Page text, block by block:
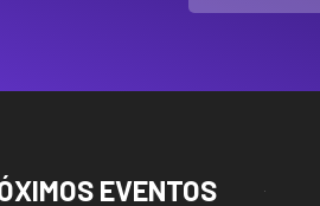
EVENTOS